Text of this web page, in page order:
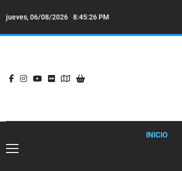
jueves, 06/08/2026 8:45:27 PM
INICIO